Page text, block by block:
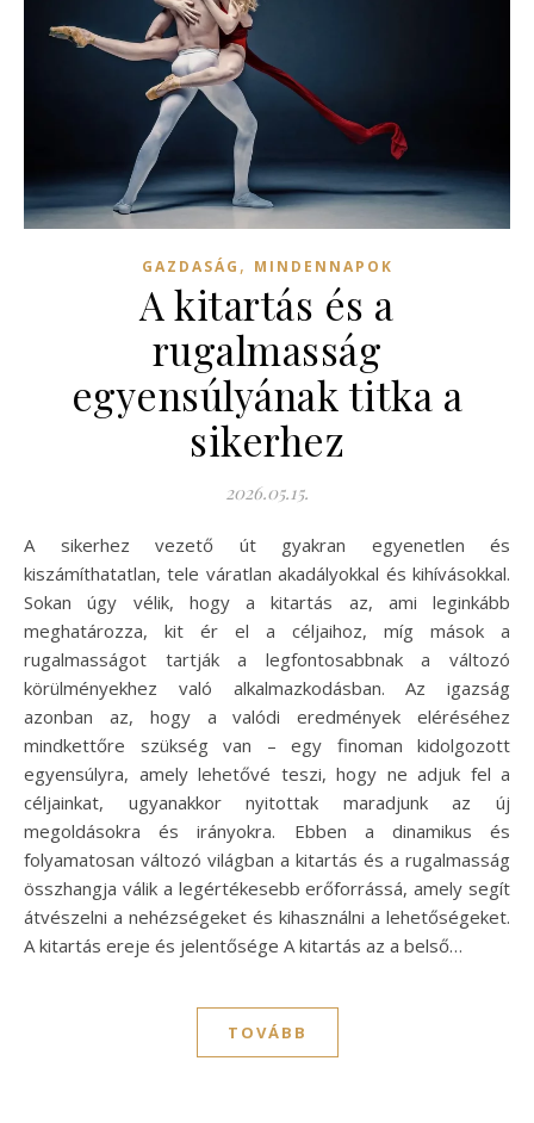
GAZDASÁG , MINDENNAPOK
A kitartás és a
rugalmasság
egyensúlyának titka a
sikerhez
2026.05.15.
A sikerhez vezető út gyakran egyenetlen és
kiszámíthatatlan, tele váratlan akadályokkal és kihívásokkal.
Sokan úgy vélik, hogy a kitartás az, ami leginkább
meghatározza, kit ér el a céljaihoz, míg mások a
rugalmasságot tartják a legfontosabbnak a változó
körülményekhez való alkalmazkodásban. Az igazság
azonban az, hogy a valódi eredmények eléréséhez
mindkettőre szükség van – egy finoman kidolgozott
egyensúlyra, amely lehetővé teszi, hogy ne adjuk fel a
céljainkat, ugyanakkor nyitottak maradjunk az új
megoldásokra és irányokra. Ebben a dinamikus és
folyamatosan változó világban a kitartás és a rugalmasság
összhangja válik a legértékesebb erőforrássá, amely segít
átvészelni a nehézségeket és kihasználni a lehetőségeket.
A kitartás ereje és jelentősége A kitartás az a belső…
TOVÁBB